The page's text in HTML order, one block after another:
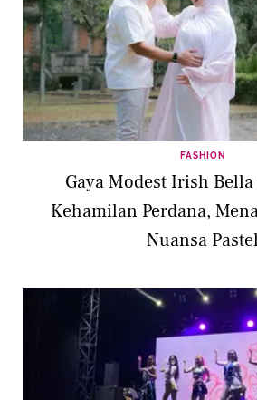
FASHION
Gaya Modest Irish
Kehamilan Perdana,
Nuansa Pastel